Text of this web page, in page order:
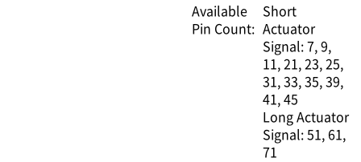
Available
Pin Count:
Short
Actuator
Signal: 7, 9,
11, 21, 23, 25,
31, 33, 35, 39,
41, 45
Long Actuator
Signal: 51, 61,
71